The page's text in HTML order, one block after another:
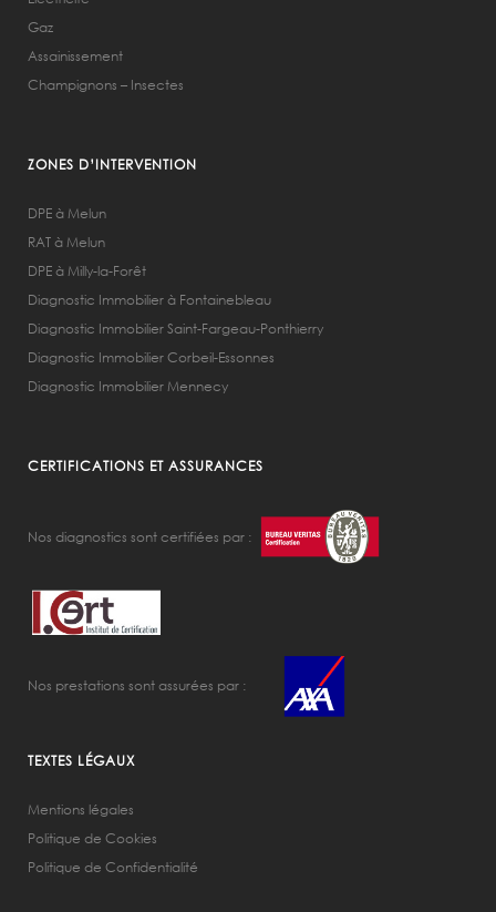
Gaz
Assainissement
Champignons – Insectes
ZONES D’INTERVENTION
DPE à Melun
RAT à Melun
DPE à Milly-la-Forêt
Diagnostic Immobilier à Fontainebleau
Diagnostic Immobilier Saint-Fargeau-Ponthierry
Diagnostic Immobilier Corbeil-Essonnes
Diagnostic Immobilier Mennecy
CERTIFICATIONS ET ASSURANCES
Nos diagnostics sont certifiées par :
Nos prestations sont assurées par :
TEXTES LÉGAUX
Mentions légales
Politique de Cookies
Politique de Confidentialité